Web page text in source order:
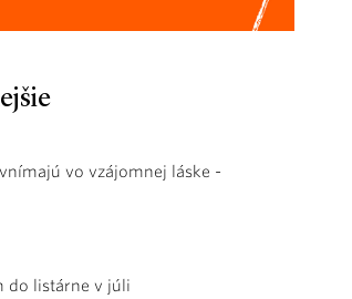
vo vzájomnej láske -
do listárne v júli